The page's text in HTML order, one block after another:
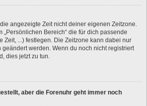
angezeigte Zeit nicht deiner eigenen Zeitzone.
„Persönlichen Bereich“ die für dich passende
Zeit, ...) festlegen. Die Zeitzone kann dabei nur
werden. Wenn du noch nicht registriert
dies jetzt zu tun.
aber die Forenuhr geht immer noch